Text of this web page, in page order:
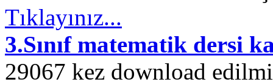
Tıklayınız...
3.Sınıf matematik dersi
29067 kez download